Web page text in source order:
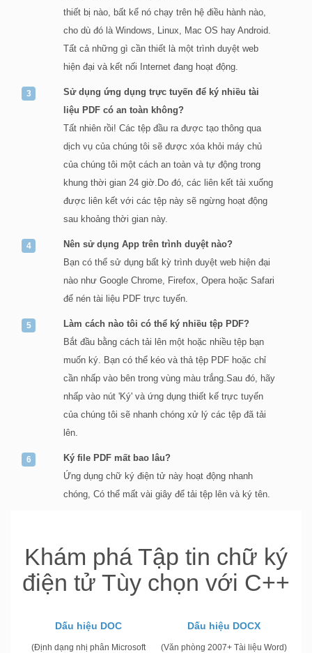
thiết bị nào, bất kể nó chạy trên hệ điều hành nào,
cho dù đó là Windows, Linux, Mac OS hay Android.
Tất cả những gì cần thiết là một trình duyệt web
hiện đại và kết nối Internet đang hoạt động.
Sử dụng ứng dụng trực tuyến để ký nhiều tài
liệu PDF có an toàn không?
Tất nhiên rồi! Các tệp đầu ra được tạo thông qua
dịch vụ của chúng tôi sẽ được xóa khỏi máy chủ
của chúng tôi một cách an toàn và tự động trong
khung thời gian 24 giờ.Do đó, các liên kết tải xuống
được liên kết với các tệp này sẽ ngừng hoạt động
sau khoảng thời gian này.
Nên sử dụng App trên trình duyệt nào?
Bạn có thể sử dụng bất kỳ trình duyệt web hiện đại
nào như Google Chrome, Firefox, Opera hoặc Safari
để nén tài liệu PDF trực tuyến.
Làm cách nào tôi có thể ký nhiều tệp PDF?
Bắt đầu bằng cách tải lên một hoặc nhiều tệp bạn
muốn ký. Bạn có thể kéo và thả tệp PDF hoặc chỉ
cần nhấp vào bên trong vùng màu trắng.Sau đó, hãy
nhấp vào nút 'Ký' và ứng dụng thiết kế trực tuyến
của chúng tôi sẽ nhanh chóng xử lý các tệp đã tải
lên.
Ký file PDF mất bao lâu?
Ứng dụng chữ ký điện tử này hoạt động nhanh
chóng, Có thể mất vài giây để tải tệp lên và ký tên.
Khám phá Tập tin chữ ký
điện tử Tùy chọn với C++
Dấu hiệu DOC
(Định dạng nhị phân Microsoft
Dấu hiệu DOCX
(Văn phòng 2007+ Tài liệu Word)